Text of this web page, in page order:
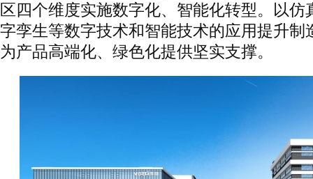
区四个维度实施数字化、智能化转型。以仿
字孪生等数字技术和智能技术的应用提升制
为产品高端化、绿色化提供坚实支撑。